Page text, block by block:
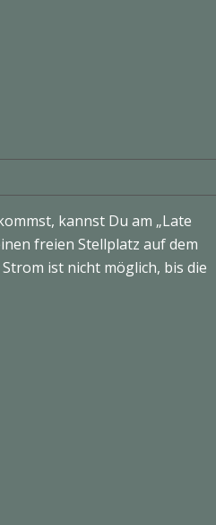
kannst Du am „Late
freien Stellplatz auf dem
ist nicht möglich, bis die